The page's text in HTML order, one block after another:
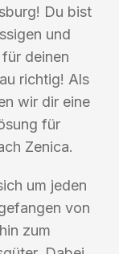
Du bist
und
für deinen
richtig! Als
wir dir eine
für
Zenica.
um jeden
von
zum